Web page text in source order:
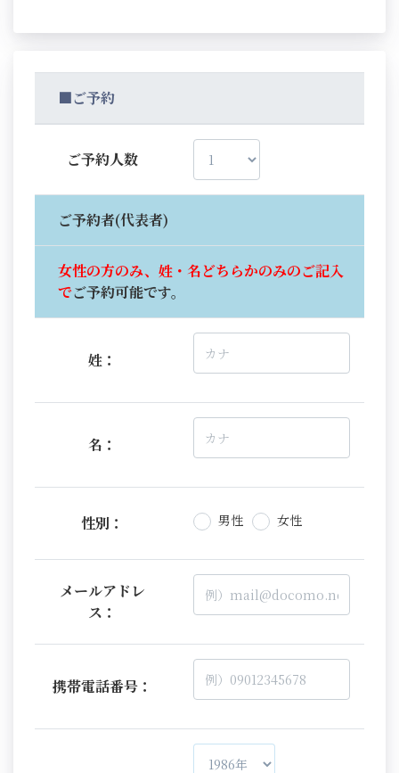
■ご予約
ご予約人数
ご予約者(代表者)
女性の方のみ、姓・名どちらかのみのご記入
でご予約可能です。
姓：
名：
性別： 男性 女性
メールアドレ
ス：
携帯電話番号：